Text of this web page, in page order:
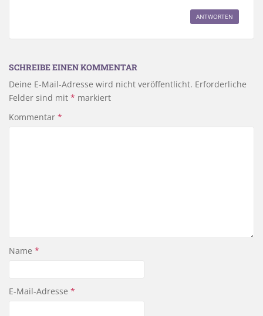
ANTWORTEN
SCHREIBE EINEN KOMMENTAR
Deine E-Mail-Adresse wird nicht veröffentlicht. Erforderliche
Felder sind mit * markiert
Kommentar *
Name *
E-Mail-Adresse *